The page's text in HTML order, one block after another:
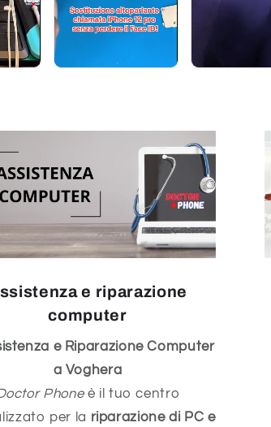
e riparazione
computer
e Riparazione Computer
a Voghera
Phoneè il tuo centro
per la riparazione di PC e